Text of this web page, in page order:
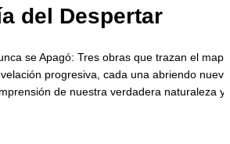
del Despertar
se Apagó: Tres obras que trazan el mapa
progresiva, cada una abriendo
de nuestra verdadera naturaleza y